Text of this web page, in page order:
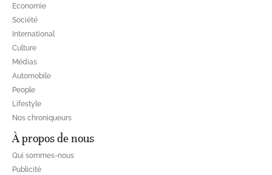
Economie
Société
International
Culture
Médias
Automobile
People
Lifestyle
Nos chroniqueurs
À propos de nous
Qui sommes-nous
Publicité